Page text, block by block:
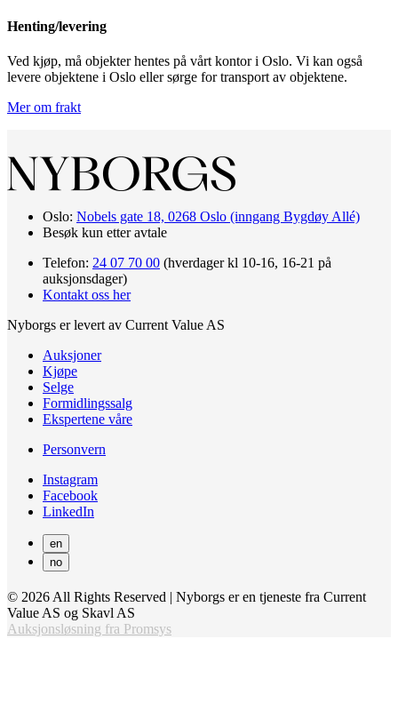
Henting/levering
Ved kjøp, må objekter hentes på vårt kontor i Oslo. Vi kan også
levere objektene i Oslo eller sørge for transport av objektene.
Mer om frakt
Oslo: Nobels gate 18, 0268 Oslo (inngang Bygdøy Allé)
Besøk kun etter avtale
Telefon: 24 07 70 00 (hverdager kl 10-16, 16-21 på
auksjonsdager)
Kontakt oss her
Nyborgs er levert av Current Value AS
Auksjoner
Kjøpe
Selge
Formidlingssalg
Ekspertene våre
Personvern
Instagram
Facebook
LinkedIn
en
no
© 2026 All Rights Reserved | Nyborgs er en tjeneste fra Current
Value AS og Skavl AS
Auksjonsløsning fra Promsys